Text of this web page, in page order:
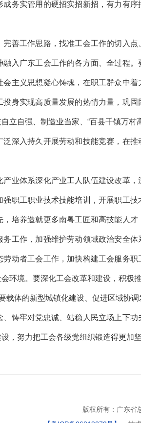
务实管用的硬招实招新招，有力有
工作思路，找准工会工作的切入点
入广东工会工作的各方面、全过程。
主义思想凝心铸魂，在职工群众中着
身实现高质量发展的热情力量，巩固
立自强、制造业当家、“百县千镇万村
深入持久开展劳动和技能竞赛，在
体系深化产业工人队伍建设改革，
职工职业技术技能培训，开展职工技
培养造就更多南粤工匠和高技能人
工作，加强维护劳动领域政治安全
动者工会工作，加快构建工会服务
环境。要深化工会改革和建设，积极
载体的新型城镇化建设、促进区域协
铸牢对党忠诚、站稳人民立场上下
，努力把工会各级党组织锻造得更加坚
版权所有：广东省